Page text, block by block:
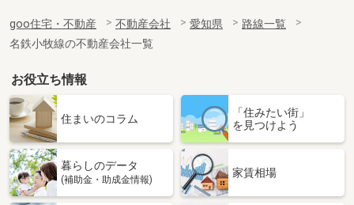
goo住宅・不動産 不動産会社 愛知県
路線一覧
名鉄小牧線の不動産会社一覧
お役立ち情報
住まいのコラム
「住みたい街」
を見つけよう
暮らしのデータ
(補助金・助成金情報)
家賃相場